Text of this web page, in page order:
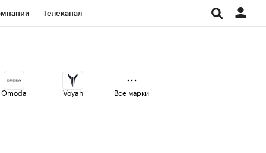
Телеканал
Проверка контрагентов
Omoda Voyah Все марки